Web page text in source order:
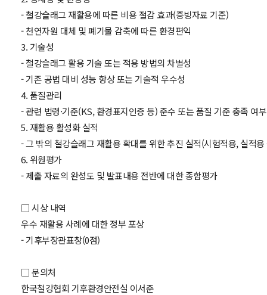
- 철강슬래그 재활용에 따른 비용 절감 효과(증빙자료 기준)
- 천연자원 대체 및 폐기물 감축에 따른 환경편익
3. 기술성
- 철강슬래그 활용 기술 또는 적용 방법의 차별성
- 기존 공법 대비 성능 향상 또는 기술적 우수성
4. 품질관리
- 관련 법령·기준(KS, 환경표지인증 등) 준수 또는 품질 기준 충족 여
5. 재활용 활성화 실적
- 그 밖의 철강슬래그 재활용 확대를 위한 추진 실적(시험적용, 실적용
6. 위원평가
- 제출 자료의 완성도 및 발표내용 전반에 대한 종합평가
□ 시상 내역
우수 재활용 사례에 대한 정부 포상
- 기후부장관표창(0점)
□ 문의처
한국철강협회 기후환경안전실 이서준